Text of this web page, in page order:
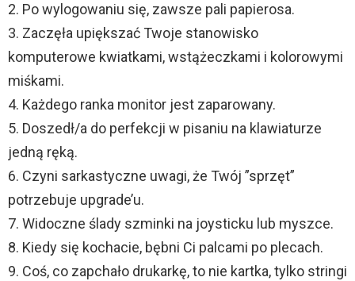
2. Po wylogowaniu się, zawsze pali papierosa.
3. Zaczęła upiększać Twoje stanowisko
komputerowe kwiatkami, wstążeczkami i kolorowymi
miśkami.
4. Każdego ranka monitor jest zaparowany.
5. Doszedł/a do perfekcji w pisaniu na klawiaturze
jedną ręką.
6. Czyni sarkastyczne uwagi, że Twój ”sprzęt”
potrzebuje upgrade’u.
7. Widoczne ślady szminki na joysticku lub myszce.
8. Kiedy się kochacie, bębni Ci palcami po plecach.
9. Coś, co zapchało drukarkę, to nie kartka, tylko stringi